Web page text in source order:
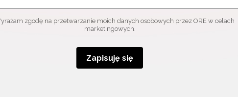
zgodę na przetwarzanie moich danych osobowych przez ORE w celach
marketingowych.
Zapisuję się